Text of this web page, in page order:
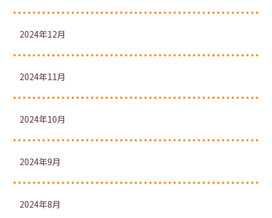
2024年12月
2024年11月
2024年10月
2024年9月
2024年8月